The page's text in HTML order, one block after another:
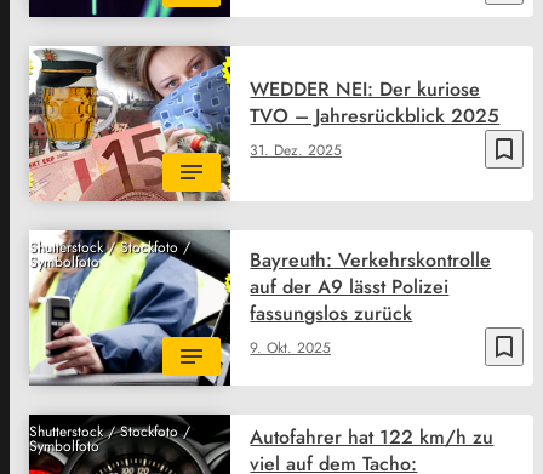
bookmark_border
31. Dez. 2025
WEDDER NEI: Der kuriose
TVO – Jahresrückblick 2025
Shutterstock / Stockfoto /
Symbolfoto
bookmark_border
9. Okt. 2025
Bayreuth: Verkehrskontrolle
auf der A9 lässt Polizei
fassungslos zurück
Shutterstock / Stockfoto /
Symbolfoto
Autofahrer hat 122 km/h zu
viel auf dem Tacho: